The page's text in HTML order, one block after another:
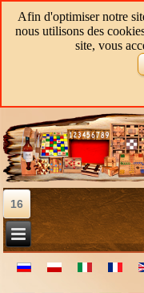
Afin d'optimiser notre
nous utilisons des
site, vous
16